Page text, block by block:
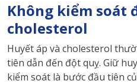
Không kiểm soát
cholesterol
Huyết áp và cholesterol
tiên dẫn đến đột quỵ. Giữ
kiểm soát là bước đầu tiên